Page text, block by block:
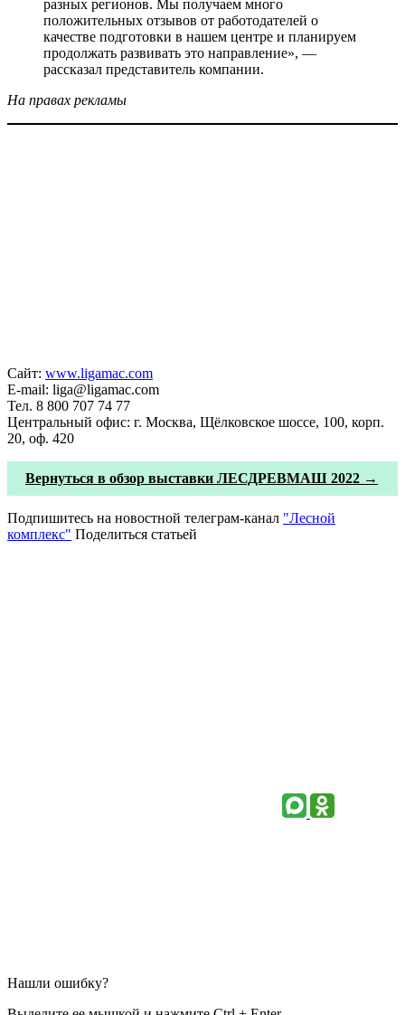
разных регионов. Мы получаем много
положительных отзывов от работодателей о
качестве подготовки в нашем центре и планируем
продолжать развивать это направление», —
рассказал представитель компании.
На правах рекламы
Сайт: www.ligamac.com
E-mail: liga@ligamac.com
Тел. 8 800 707 74 77
Центральный офис: г. Москва, Щёлковское шоссе, 100, корп.
20, оф. 420
Вернуться в обзор выставки ЛЕСДРЕВМАШ 2022 →
Подпишитесь на новостной телеграм-канал "Лесной
комплекс" Поделиться статьей
Нашли ошибку?